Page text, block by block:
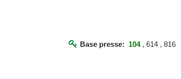
Base presse: 104, 614 , 816